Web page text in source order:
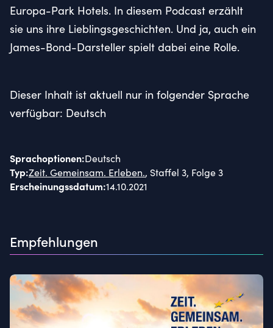
Europa-Park Hotels. In diesem Podcast erzählt
sie uns ihre Lieblingsgeschichten. Und ja, auch ein
James-Bond-Darsteller spielt dabei eine Rolle.
Dieser Inhalt ist aktuell nur in folgender Sprache
verfügbar: Deutsch
Sprachoptionen:Deutsch
Typ:Zeit. Gemeinsam. Erleben., Staffel 3, Folge 3
Erscheinungssdatum:14.10.2021
Empfehlungen